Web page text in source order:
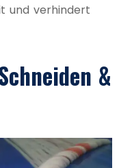
und verhindert
&